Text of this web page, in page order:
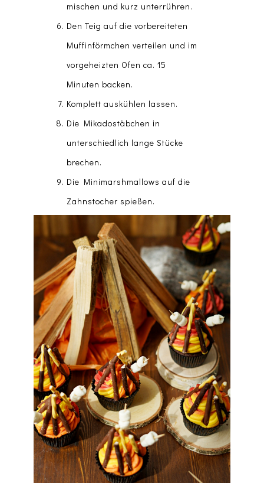
mischen und kurz unterrühren.
Den Teig auf die vorbereiteten
Muffinförmchen verteilen und im
vorgeheizten Ofen ca. 15
Minuten backen.
Komplett auskühlen lassen.
Die Mikadostäbchen in
unterschiedlich lange Stücke
brechen.
Die Minimarshmallows auf die
Zahnstocher spießen.